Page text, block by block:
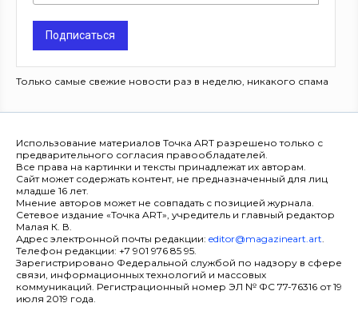
Подписаться
Только самые свежие новости раз в неделю, никакого спама
Использование материалов Точка ART разрешено только с
предварительного согласия правообладателей.
Все права на картинки и тексты принадлежат их авторам.
Сайт может содержать контент, не предназначенный для лиц
младше 16 лет.
Мнение авторов может не совпадать с позицией журнала.
Сетевое издание «Точка ART», учредитель и главный редактор
Малая К. В.
Адрес электронной почты редакции: editor@magazineart.art.
Телефон редакции: +7 901 976 85 95.
Зарегистрировано Федеральной службой по надзору в сфере
связи, информационных технологий и массовых
коммуникаций. Регистрационный номер ЭЛ № ФС 77-76316 от 19
июля 2019 года.